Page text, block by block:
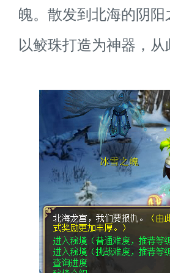
魄。散发到北海的阴
以鲛珠打造为神器，